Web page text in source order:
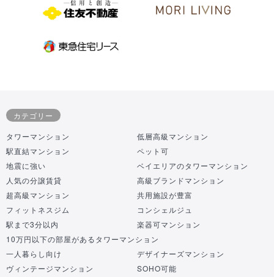
カテゴリー
タワーマンション
低層高級マンション
駅直結マンション
ペット可
地震に強い
ベイエリアのタワーマンション
人気の分譲賃貸
高級ブランドマンション
超高級マンション
共用施設が豊富
フィットネスジム
コンシェルジュ
駅まで3分以内
楽器可マンション
10万円以下の部屋があるタワーマンション
一人暮らし向け
デザイナーズマンション
ヴィンテージマンション
SOHO可能